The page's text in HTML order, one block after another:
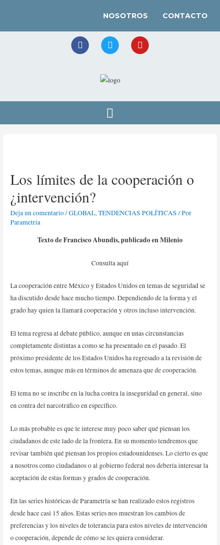
NOSOTROS CONTACTO
Los límites de la cooperación o
¿intervención?
Deja un comentario/GLOBAL,TENDENCIAS POLÍTICAS / Por
Parametria
Texto de Francisco Abundis, publicado en Milenio
Consulta aquí
La cooperación entre México y Estados Unidos en temas de seguridad se
ha discutido desde hace mucho tiempo. Dependiendo de la forma y el
grado hay quien la llamará cooperación y otros incluso intervención.
El tema regresa al debate público, aunque en unas circunstancias
completamente distintas a como se ha presentado en el pasado. El
próximo presidente de los Estados Unidos ha regresado a la revisión de
estos temas, aunque más en términos de amenaza que de cooperación.
El tema no se inscribe en la lucha contra la inseguridad en general, sino
en contra del narcotráfico en específico.
Lo más probable es que le interese muy poco saber qué piensan los
ciudadanos de este lado de la frontera. En su momento tendremos que
revisar también qué piensan los propios estadounidenses. Lo cierto es que
a nosotros como ciudadanos o al gobierno federal nos debería interesar la
aceptación de estas formas y grados de cooperación.
En las series históricas de Parametría se han realizado estos registros
desde hace casi 15 años. Estas series nos muestran los cambios de
preferencias y los niveles de tolerancia para estos niveles de intervención
o cooperación, depende de cómo se les quiera considerar.